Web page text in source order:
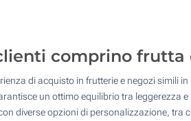
comprino frutta
di acquisto in frutterie e negozi simili
un ottimo equilibrio tra leggerezza
diverse opzioni di personalizzazione, tra